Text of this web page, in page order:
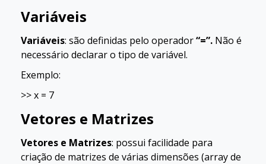
Variáveis
Variáveis: são definidas pelo operador“=”. Não é
necessário declarar o tipo de variável.
Exemplo:
>> x = 7
Vetores e Matrizes
Vetores e Matrizes: possui facilidade para
criação de matrizes de várias dimensões (array de